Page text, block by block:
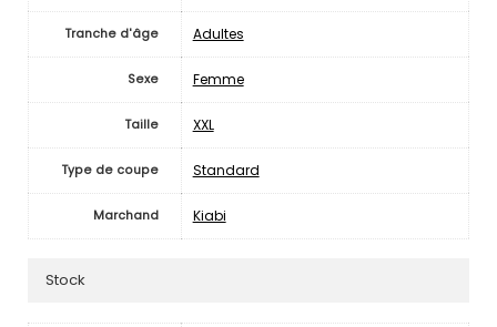
Tranche d'âge Adultes
Sexe Femme
Taille XXL
Type de coupe Standard
Marchand Kiabi
Stock